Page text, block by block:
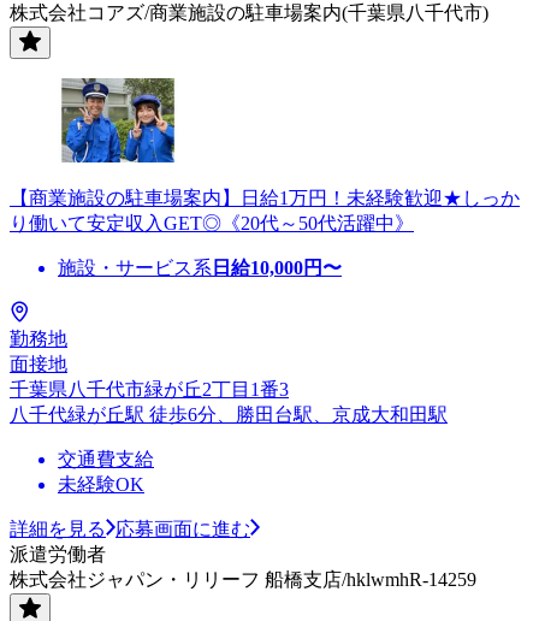
株式会社コアズ/商業施設の駐車場案内(千葉県八千代市)
【商業施設の駐車場案内】日給1万円！未経験歓迎★しっか
り働いて安定収入GET◎《20代～50代活躍中》
施設・サービス系 日給10,000円〜
勤務地
面接地
千葉県八千代市緑が丘2丁目1番3
八千代緑が丘駅 徒歩6分、勝田台駅、京成大和田駅
交通費支給
未経験OK
詳細を見る
応募画面に進む
派遣労働者
株式会社ジャパン・リリーフ 船橋支店/hklwmhR-14259